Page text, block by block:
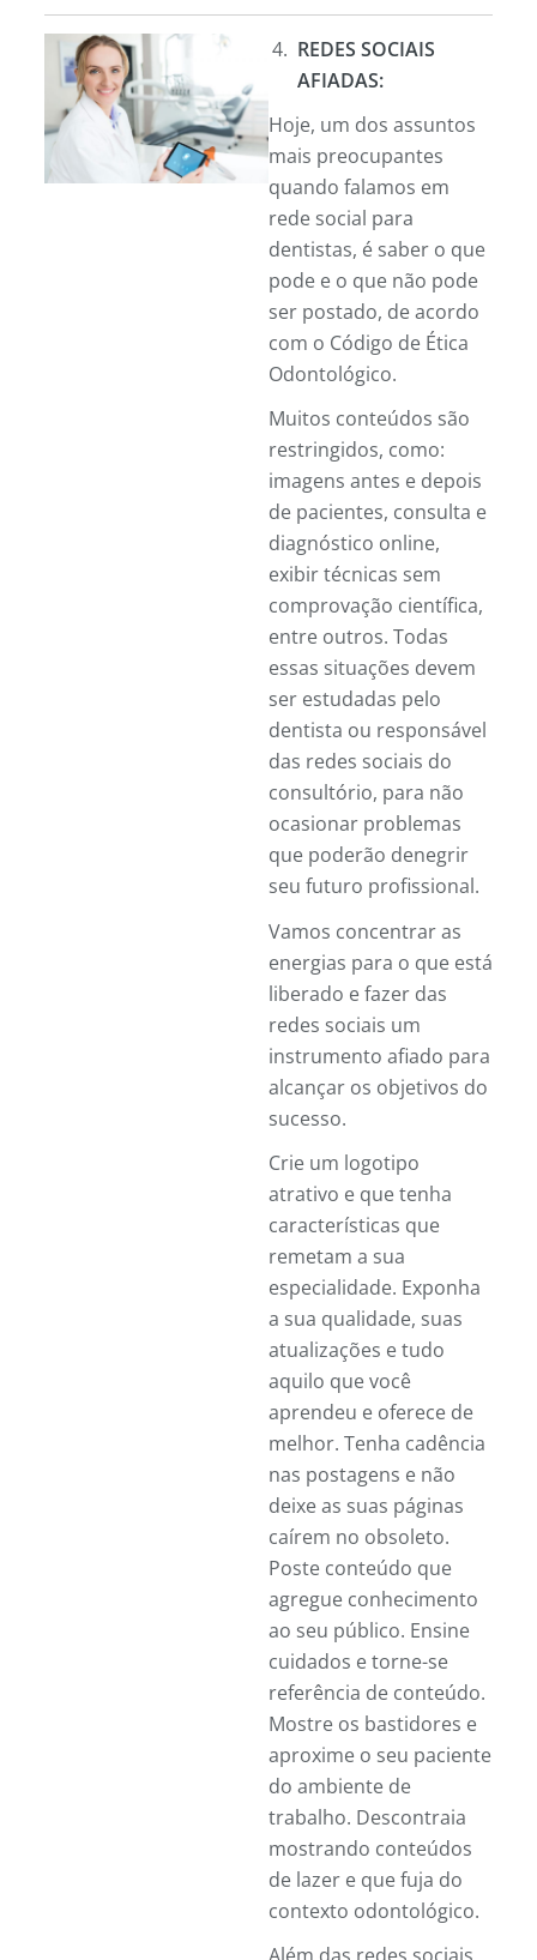
REDES SOCIAIS
AFIADAS:
Hoje, um dos assuntos
mais preocupantes
quando falamos em
rede social para
dentistas, é saber o que
pode e o que não pode
ser postado, de acordo
com o Código de Ética
Odontológico.
Muitos conteúdos são
restringidos, como:
imagens antes e depois
de pacientes, consulta e
diagnóstico online,
exibir técnicas sem
comprovação científica,
entre outros. Todas
essas situações devem
ser estudadas pelo
dentista ou responsável
das redes sociais do
consultório, para não
ocasionar problemas
que poderão denegrir
seu futuro profissional.
Vamos concentrar as
energias para o que está
liberado e fazer das
redes sociais um
instrumento afiado para
alcançar os objetivos do
sucesso.
Crie um logotipo
atrativo e que tenha
características que
remetam a sua
especialidade. Exponha
a sua qualidade, suas
atualizações e tudo
aquilo que você
aprendeu e oferece de
melhor. Tenha cadência
nas postagens e não
deixe as suas páginas
caírem no obsoleto.
Poste conteúdo que
agregue conhecimento
ao seu público. Ensine
cuidados e torne-se
referência de conteúdo.
Mostre os bastidores e
aproxime o seu paciente
do ambiente de
trabalho. Descontraia
mostrando conteúdos
de lazer e que fuja do
contexto odontológico.